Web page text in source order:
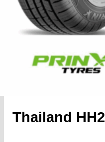
215/60/17 برنكس Thailand HH2